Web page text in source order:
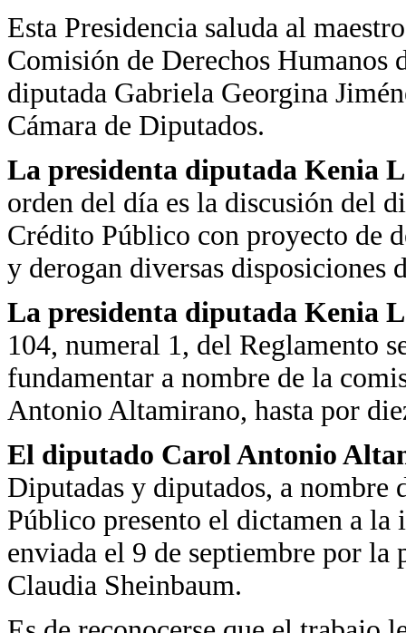
Esta Presidencia saluda al
Comisión de Derechos Humanos
diputada Gabriela Georgina
Cámara de Diputados.
La presidenta diputada Kenia
orden del día es la discusión del
Crédito Público con proyecto de
y derogan diversas disposiciones
La presidenta diputada Kenia
104, numeral 1, del Reglamento
fundamentar a nombre de la
Antonio Altamirano, hasta por
El diputado Carol Antonio
Diputadas y diputados, a
Público presento el dictamen a
enviada el 9 de septiembre por la
Claudia Sheinbaum.